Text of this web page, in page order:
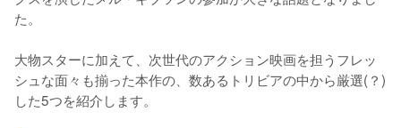
た。
大物スターに加えて、次世代のアクション映画を担うフレッ
シュな面々も揃った本作の、数あるトリビアの中から厳選(？)
した5つを紹介します。